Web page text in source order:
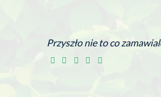
Przyszło nie to co